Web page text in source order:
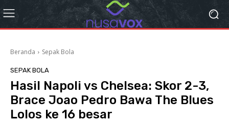
Beranda Sepak Bola
SEPAK BOLA
Hasil Napoli vs Chelsea: Skor 2-3,
Brace Joao Pedro Bawa The Blues
Lolos ke 16 besar